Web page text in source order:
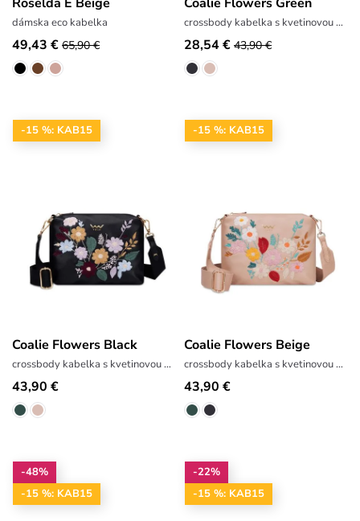
dámska eco kabelka
49,43 € 65,90 €
crossbody kabelka s kvetinovou výšivkou
28,54 € 43,90 €
-15 %: KAB15
Coalie Flowers Black
crossbody kabelka s kvetinovou výšivkou
43,90 €
-15 %: KAB15
Coalie Flowers Beige
crossbody kabelka s kvetinovou výšivkou
43,90 €
-48%
-15 %: KAB15
-22%
-15 %: KAB15